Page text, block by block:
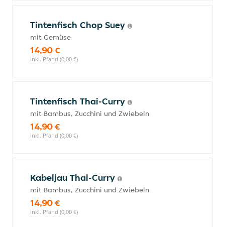
Tintenfisch Chop Suey
mit Gemüse
14,90 €
inkl. Pfand (0,00 €)
Tintenfisch Thai-Curry
mit Bambus, Zucchini und Zwiebeln
14,90 €
inkl. Pfand (0,00 €)
Kabeljau Thai-Curry
mit Bambus, Zucchini und Zwiebeln
14,90 €
inkl. Pfand (0,00 €)